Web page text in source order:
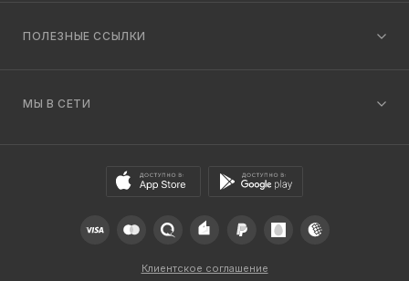
ПОЛЕЗНЫЕ ССЫЛКИ
МЫ В СЕТИ
Клиентское соглашение